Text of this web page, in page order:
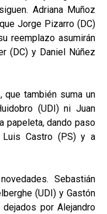
Adriana Muñoz
Jorge Pizarro (DC)
reemplazo asumirán
(DC) y Daniel Núñez
que también suma un
(UDI) ni Juan
papeleta, dando paso
Luis Castro (PS) y a
Sebastián
(UDI) y Gastón
por Alejandro